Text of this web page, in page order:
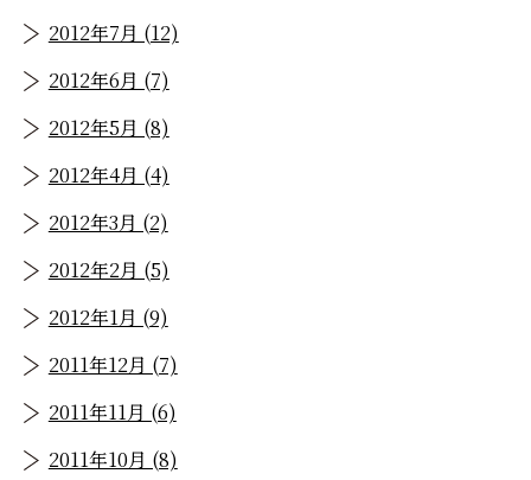
2012年7月 (12)
2012年6月 (7)
2012年5月 (8)
2012年4月 (4)
2012年3月 (2)
2012年2月 (5)
2012年1月 (9)
2011年12月 (7)
2011年11月 (6)
2011年10月 (8)